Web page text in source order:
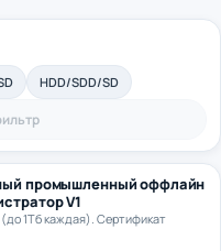
SD HDD/SDD/SD
промышленный оффлайн
V1
1Тб каждая). Сертификат